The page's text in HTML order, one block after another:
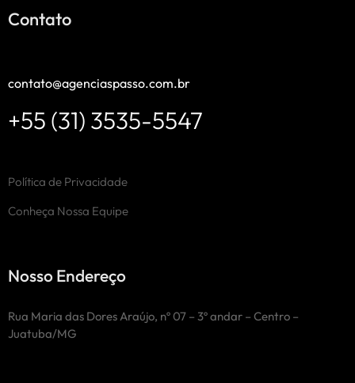
Contato
contato@agenciaspasso.com.br
+55 (31) 3535-5547
Política de Privacidade
Conheça Nossa Equipe
Nosso Endereço
Rua Maria das Dores Araújo, nº 07 – 3º andar – Centro –
Juatuba/MG